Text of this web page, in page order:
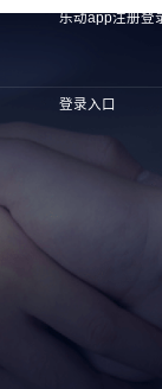
乐动app注册登
登录入口